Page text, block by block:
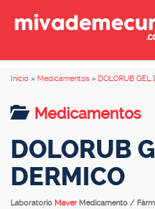
Inicio » Medicamentos » DOLORUB GEL
Medicamentos
DOLORUB
DERMICO
Laboratorio Maver Medicamento /